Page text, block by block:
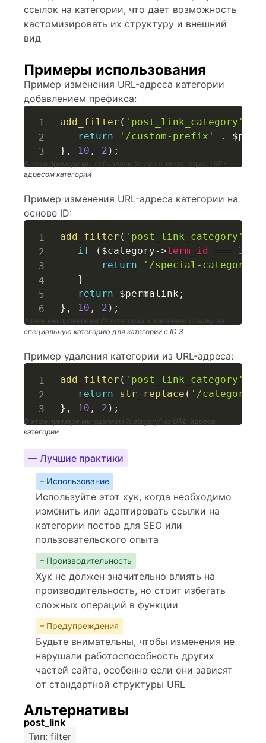
ссылок на категории, что дает возможность
кастомизировать их структуру и внешний
вид
Примеры использования
Пример изменения URL-адреса категории
добавлением префикса:
add_filter ( 'post_link_category'
return
'/custom-prefix' .
} , 10 , 2 ) ;
В этом примере мы добавляем ‘/custom-prefix’ перед URL-
адресом категории
Пример изменения URL-адреса категории на
основе ID:
add_filter ( 'post_link_category'
if
( $category->term_id === 3
return
'/special-category'
}
return
$permalink ;
} , 10 , 2 ) ;
Здесь мы проверяем ID категории и изменяем ссылку на
специальную категорию для категории с ID 3
Пример удаления категории из URL-адреса:
add_filter ( 'post_link_category'
return
str_replace ( '/category/'
} , 10 , 2 ) ;
В этом примере мы удаляем ‘/category/’ из URL-адреса
категории
— Лучшие практики
– Использование
Используйте этот хук, когда необходимо
изменить или адаптировать ссылки на
категории постов для SEO или
пользовательского опыта
– Производительность
Хук не должен значительно влиять на
производительность, но стоит избегать
сложных операций в функции
– Предупреждения
Будьте внимательны, чтобы изменения не
нарушали работоспособность других
частей сайта, особенно если они зависят
от стандартной структуры URL
Альтернативы
post_link
Тип: filter